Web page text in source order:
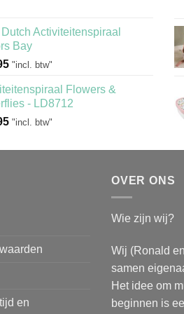
Dutch Activiteitenspiraal
Bay
"incl. btw"
Flowers &
- LD8712
"incl. btw"
en
OVER ONS
Wie zijn wij?
Wij (Ronald
samen
Het idee om
beginnen is